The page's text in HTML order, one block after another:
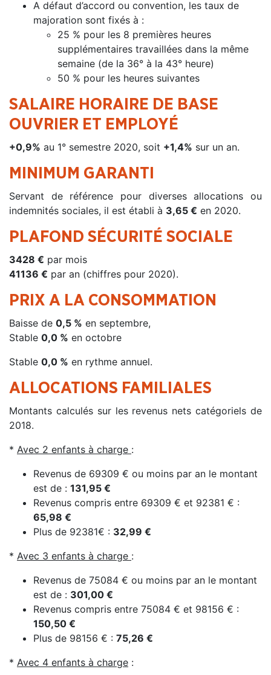
A défaut d’accord ou convention, les taux de
majoration sont fixés à :
25 % pour les 8 premières heures
supplémentaires travaillées dans la même
semaine (de la 36° à la 43° heure)
50 % pour les heures suivantes
SALAIRE HORAIRE DE BASE
OUVRIER ET EMPLOYÉ
+0,9% au 1° semestre 2020, soit +1,4% sur un an.
MINIMUM GARANTI
Servant de référence pour diverses allocations ou
indemnités sociales, il est établi à 3,65 € en 2020.
PLAFOND SÉCURITÉ SOCIALE
3428 € par mois
41136 € par an (chiffres pour 2020).
PRIX A LA CONSOMMATION
Baisse de 0,5 % en septembre,
Stable 0,0 % en octobre
Stable 0,0 % en rythme annuel.
ALLOCATIONS FAMILIALES
Montants calculés sur les revenus nets catégoriels de
2018.
* Avec 2 enfants à charge :
Revenus de 69309 € ou moins par an le montant
est de : 131,95 €
Revenus compris entre 69309 € et 92381 € :
65,98 €
Plus de 92381€ : 32,99 €
* Avec 3 enfants à charge :
Revenus de 75084 € ou moins par an le montant
est de : 301,00 €
Revenus compris entre 75084 € et 98156 € :
150,50 €
Plus de 98156 € : 75,26 €
* Avec 4 enfants à charge :